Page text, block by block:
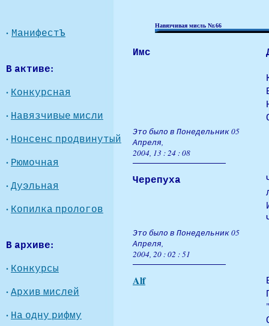
· МанифестЪ
В активе:
· Конкурсная
· Навязчивые мисли
· Нонсенс продвинутый
· Рюмочная
·Дуэльная
· Копилка прологов
В архиве:
· Конкурсы
·Архив мислей
· На одну рифму
Навязчивая мисль Nr.66
Имс
Это было в Понедельник 05
Апреля,
2004, 13 : 24 : 08
Черепуха
Это было в Понедельник 05
Апреля,
2004, 20 : 02 : 51
Alf